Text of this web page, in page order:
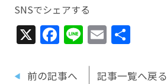
SNSでシェアする
X Facebook
LineEmail
共
前の記事へ 記事一覧へ戻る